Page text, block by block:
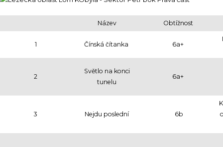
Název Obtížnost
1 Čínská čítanka 6a+
2
Světlo na konci
tunelu
6a+
3 Nejdu poslední 6b